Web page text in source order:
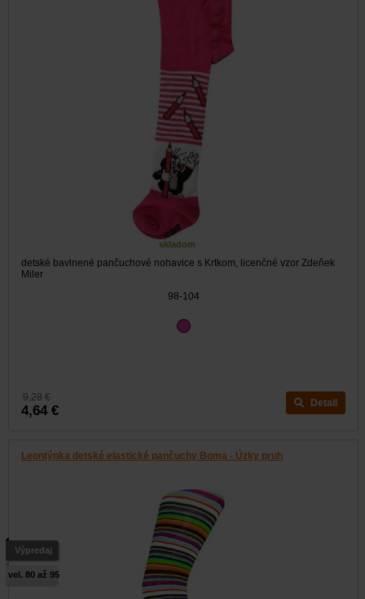
skladom
detské bavlnené pančuchové nohavice s Krtkom, licenčné vzor Zdeňek
Miler
98-104
9,28 €
4,64 € Detail
Leontýnka detské elastické pančuchy Boma - Úzky pruh
vel. 80 až 95
Výpredaj